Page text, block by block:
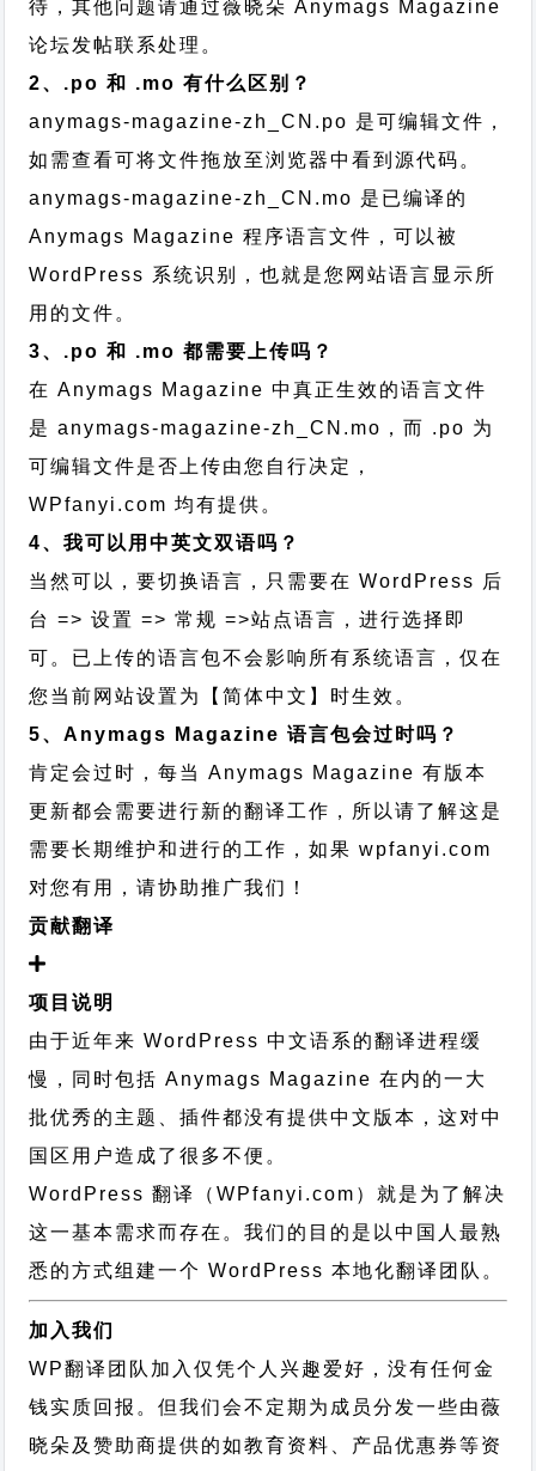
待，其他问题请通过薇晓朵 Anymags Magazine
论坛发帖联系处理。
2、.po 和 .mo 有什么区别？
anymags-magazine-zh_CN.po 是可编辑文件，
如需查看可将文件拖放至浏览器中看到源代码。
anymags-magazine-zh_CN.mo 是已编译的
Anymags Magazine 程序语言文件，可以被
WordPress 系统识别，也就是您网站语言显示所
用的文件。
3、.po 和 .mo 都需要上传吗？
在 Anymags Magazine 中真正生效的语言文件
是 anymags-magazine-zh_CN.mo，而 .po 为
可编辑文件是否上传由您自行决定，
WPfanyi.com 均有提供。
4、我可以用中英文双语吗？
当然可以，要切换语言，只需要在 WordPress 后
台 => 设置 => 常规 =>站点语言，进行选择即
可。已上传的语言包不会影响所有系统语言，仅在
您当前网站设置为【简体中文】时生效。
5、Anymags Magazine 语言包会过时吗？
肯定会过时，每当 Anymags Magazine 有版本
更新都会需要进行新的翻译工作，所以请了解这是
需要长期维护和进行的工作，如果 wpfanyi.com
对您有用，请协助推广我们！
贡献翻译
项目说明
由于近年来 WordPress 中文语系的翻译进程缓
慢，同时包括 Anymags Magazine 在内的一大
批优秀的主题、插件都没有提供中文版本，这对中
国区用户造成了很多不便。
WordPress 翻译（WPfanyi.com） 就是为了解决
这一基本需求而存在。我们的目的是以中国人最熟
悉的方式组建一个 WordPress 本地化翻译团队。
加入我们
WP翻译团队加入仅凭个人兴趣爱好，没有任何金
钱实质回报。但我们会不定期为成员分发一些由薇
晓朵及赞助商提供的如教育资料、产品优惠券等资